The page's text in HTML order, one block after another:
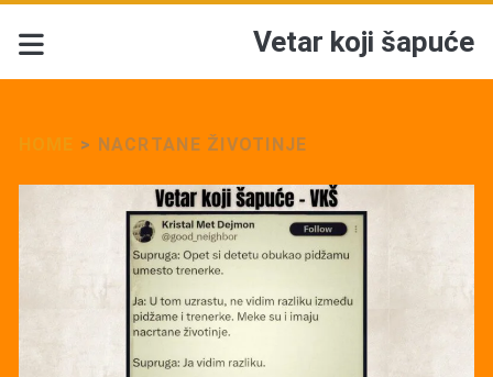
Vetar koji šapuće
> NACRTANE ŽIVOTINJE
<span>Nacrtane
životinje</span>